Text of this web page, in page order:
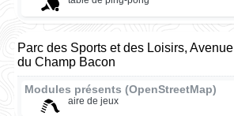
Parc des Sports et des Loisirs, Avenue
du Champ Bacon
Modules présents (OpenStreetMap)
aire de jeux